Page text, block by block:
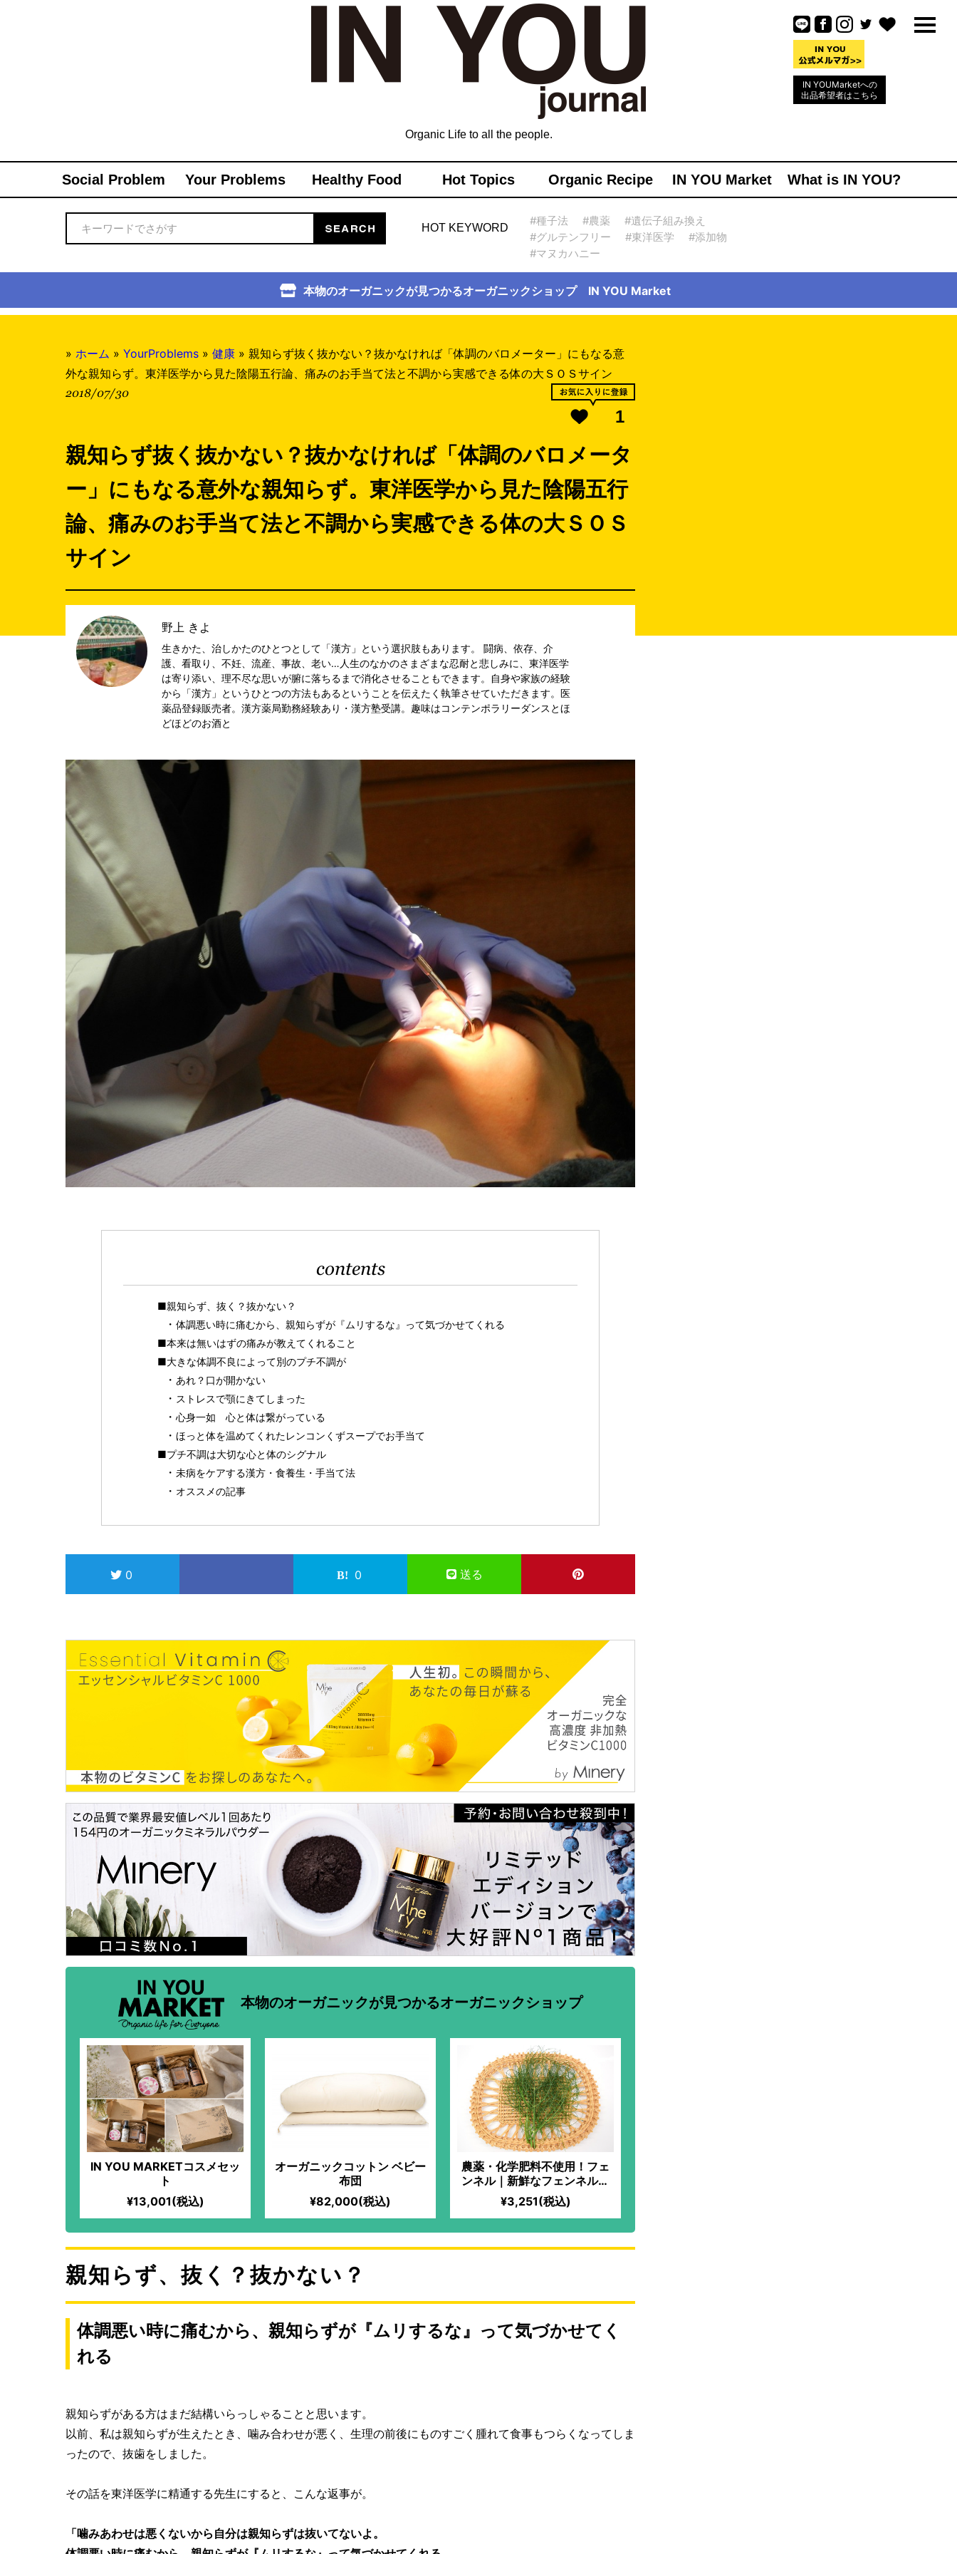
IN YOUMarketへの
出品希望者はこちら
Organic Life to all the people.
Social Problem Your Problems Healthy Food Hot Topics Organic Recipe IN YOU Market What is IN YOU?
HOT KEYWORD
#種子法 #農薬
#遺伝子組み換え
#グルテンフリー
#東洋医学
#添加物
#マヌカハニー
本物のオーガニックが見つかるオーガニックショップ IN YOU Market
» ホーム » YourProblems » 健康 » 親知らず抜く抜かない？抜かなければ「体調のバロメーター」にもなる意
外な親知らず。東洋医学から見た陰陽五行論、痛みのお手当て法と不調から実感できる体の大ＳＯＳサイン
2018/07/30
1
親知らず抜く抜かない？抜かなければ「体調のバロメータ
ー」にもなる意外な親知らず。東洋医学から見た陰陽五行
論、痛みのお手当て法と不調から実感できる体の大ＳＯＳ
サイン
野上 きよ
生きかた、治しかたのひとつとして「漢方」という選択肢もあります。 闘病、依存、介
護、看取り、不妊、流産、事故、老い…人生のなかのさまざまな忍耐と悲しみに、東洋医学
は寄り添い、理不尽な思いが腑に落ちるまで消化させることもできます。自身や家族の経験
から「漢方」というひとつの方法もあるということを伝えたく執筆させていただきます。医
薬品登録販売者。漢方薬局勤務経験あり・漢方塾受講。趣味はコンテンポラリーダンスとほ
どほどのお酒と
contents
■親知らず、抜く？抜かない？
体調悪い時に痛むから、親知らずが『ムリするな』って気づかせてくれる
■本来は無いはずの痛みが教えてくれること
■大きな体調不良によって別のプチ不調が
あれ？口が開かない
ストレスで顎にきてしまった
心身一如 心と体は繋がっている
ほっと体を温めてくれたレンコンくずスープでお手当て
■プチ不調は大切な心と体のシグナル
未病をケアする漢方・食養生・手当て法
オススメの記事
0 0 送る
本物のオーガニックが見つかるオーガニックショップ
IN YOU MARKETコスメセッ
ト
¥13,001(税込)
オーガニックコットン ベビー
布団
¥82,000(税込)
農薬・化学肥料不使用！フェ
ンネル｜新鮮なフェンネルを
お届け！お肉や魚の臭み消
し・香り付けにぴったり！フ
¥3,251(税込)
親知らず、抜く？抜かない？
体調悪い時に痛むから、親知らずが『ムリするな』って気づかせてく
れる
親知らずがある方はまだ結構いらっしゃることと思います。
以前、私は親知らずが生えたとき、噛み合わせが悪く、生理の前後にものすごく腫れて食事もつらくなってしま
ったので、抜歯をしました。
その話を東洋医学に精通する先生にすると、こんな返事が。
「噛みあわせは悪くないから自分は親知らずは抜いてないよ。